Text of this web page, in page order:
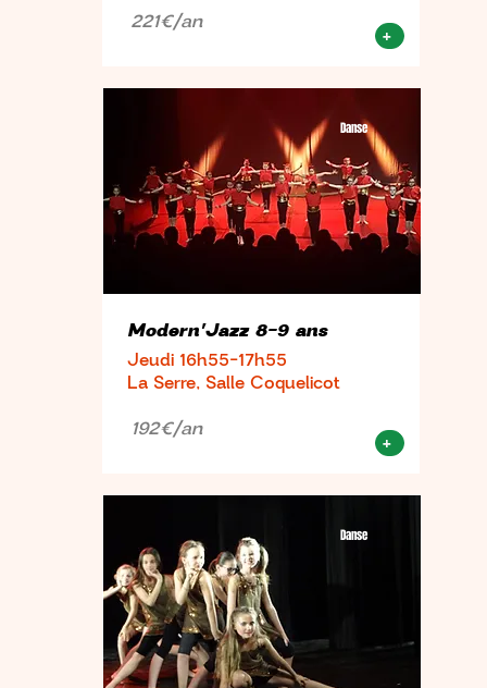
221€/an +
Danse
Modern'Jazz 8-9 ans
Jeudi 16h55-17h55
La Serre, Salle Coquelicot
192€/an +
Danse